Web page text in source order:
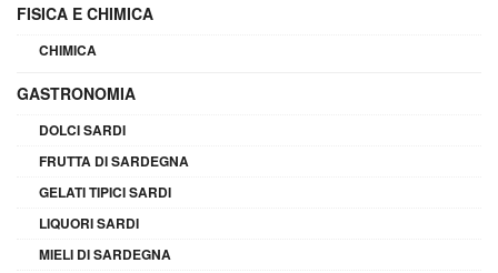
FISICA E CHIMICA
CHIMICA
GASTRONOMIA
DOLCI SARDI
FRUTTA DI SARDEGNA
GELATI TIPICI SARDI
LIQUORI SARDI
MIELI DI SARDEGNA